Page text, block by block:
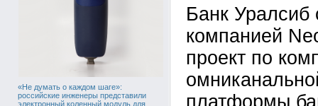
«Не думать о каждом шаге»:
российские инженеры представили
электронный коленный модуль для
Банк Уралсиб
компанией
проект по
платформы